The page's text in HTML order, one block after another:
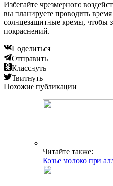
Избегайте чрезмерного
вы планируете проводить
солнцезащитные кремы, чтобы
покраснений.
Поделиться
Отправить
Класснуть
Твитнуть
Похожие публикации
Читайте также:
Козье молоко при